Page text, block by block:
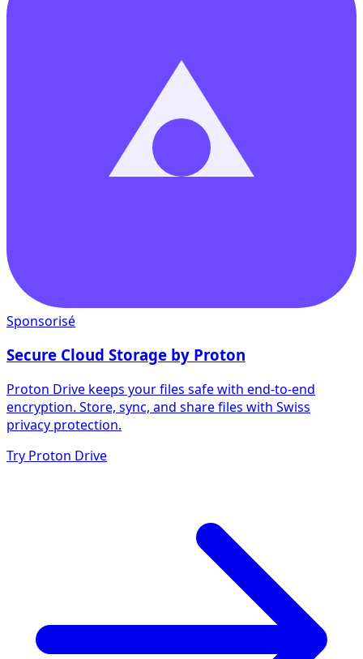
Sponsorisé
Secure Cloud Storage by Proton
Proton Drive keeps your files safe with end-to-end
encryption. Store, sync, and share files with Swiss
privacy protection.
Try Proton Drive